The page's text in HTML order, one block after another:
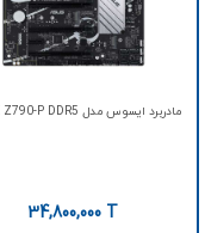
مادربرد ایسوس مدل PRIME Z790-P DDR5
34,800,000T